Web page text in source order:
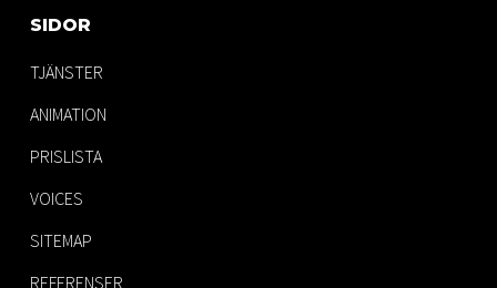
SIDOR
TJÄNSTER
ANIMATION
PRISLISTA
VOICES
SITEMAP
REFERENSER